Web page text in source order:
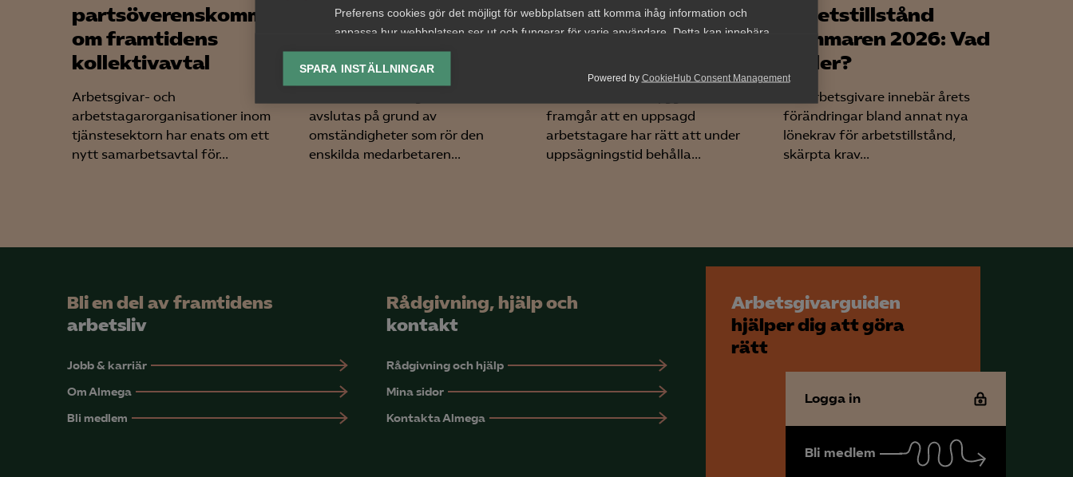
Preferens cookies gör det möjligt för webbplatsen att komma ihåg information och
anpassa hur webbplatsen ser ut och fungerar för varje användare. Detta kan innebära
lagring av vald valuta, region, språk eller färgschema.

Analys-cookies
Analyseringscookies hjälper oss förbättra webbplatsen genom att samla och rapportera
information om hur den används.
Google Analytics

Marknadsförings-cookies används för att spåra gester på olika webbplatser för att kunna
Google Ads
Meta Pixel
YouTube
LinkedIn Insight
Leadfeeder
Powered by CookieHub Consent Management
SPARA INSTÄLLNINGAR
partsöverenskommelse
om framtidens
kollektivavtal
Arbetsgivar- och
arbetstagarorganisationer inom
tjänstesektorn har enats om ett
nytt samarbetsavtal för...
uppsägning – en
vägledning för
arbetsgivare
avslutas på grund av
omständigheter som rör den
enskilda medarbetaren...
lön under
uppsägningstid i
framgår att en uppsagd
arbetstagare har rätt att under
uppsägningstid behålla...
arbetstillstånd
sommaren 2026: Vad
gäller?
För arbetsgivare innebär årets
förändringar bland annat nya
lönekrav för arbetstillstånd,
skärpta krav...
Bli en del av framtidens
arbetsliv
Jobb & karriär
Om Almega
Bli medlem
Rådgivning, hjälp och
kontakt
Rådgivning och hjälp
Mina sidor
Kontakta Almega
Arbetsgivarguiden
hjälper dig att göra
rätt
Logga in
Bli medlem